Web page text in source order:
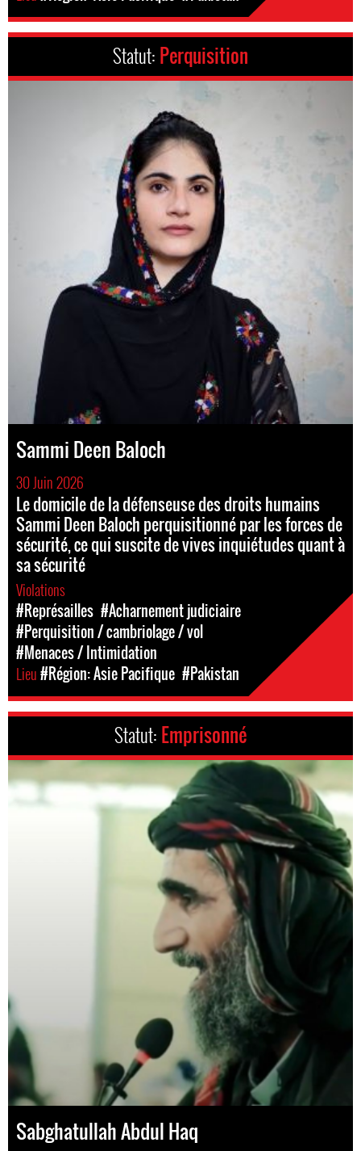
Statut: Perquisition
Sammi Deen Baloch
30 Juin 2026
Le domicile de la défenseuse des droits humains
Sammi Deen Baloch perquisitionné par les forces de
sécurité, ce qui suscite de vives inquiétudes quant à
sa sécurité
Violations
#Représailles #Acharnement judiciaire
#Perquisition / cambriolage / vol
#Menaces / Intimidation
Lieu#Région: Asie Pacifique #Pakistan
Statut: Emprisonné
Sabghatullah Abdul Haq